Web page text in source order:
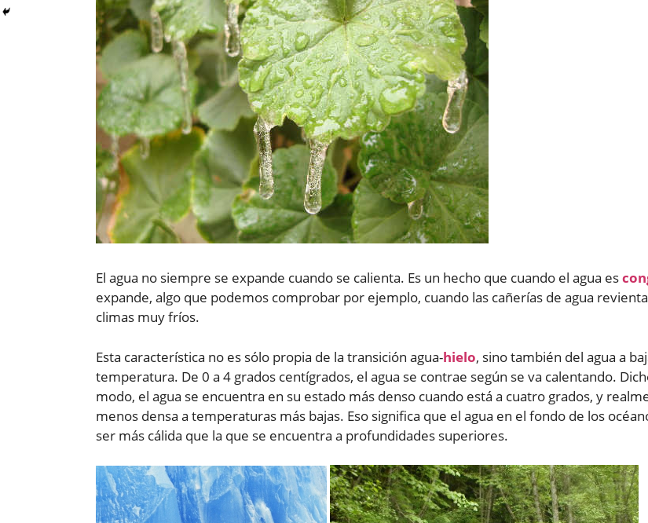
El agua no siempre se expande cuando se calienta. Es un hecho que cuando el agua es
expande, algo que podemos comprobar por ejemplo, cuando las cañerías de agua
climas muy fríos.
Esta característica no es sólo propia de la transición agua-hielo, sino también del agua a
temperatura. De 0 a 4 grados centígrados, el agua se contrae según se va calentando.
modo, el agua se encuentra en su estado más denso cuando está a cuatro grados, y
menos densa a temperaturas más bajas. Eso significa que el agua en el fondo de los
ser más cálida que la que se encuentra a profundidades superiores.